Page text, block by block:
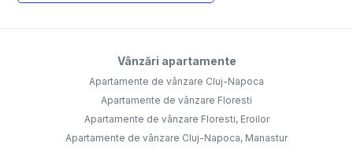
Vânzări apartamente
Apartamente de vânzare Cluj-Napoca
Apartamente de vânzare Floresti
Apartamente de vânzare Floresti, Eroilor
Apartamente de vânzare Cluj-Napoca, Manastur